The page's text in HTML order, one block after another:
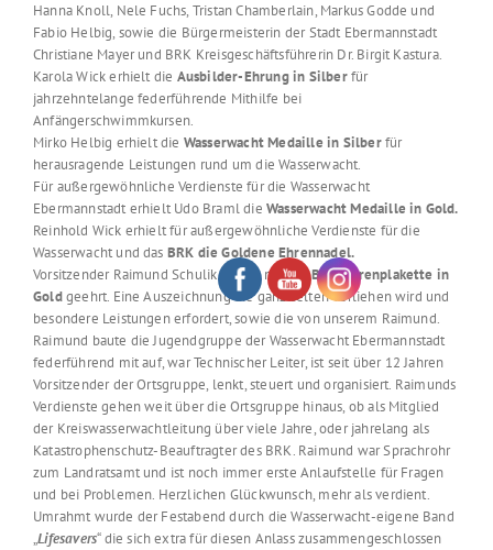
Hanna Knoll, Nele Fuchs, Tristan Chamberlain, Markus Godde und
Fabio Helbig, sowie die Bürgermeisterin der Stadt Ebermannstadt
Christiane Mayer und BRK Kreisgeschäftsführerin Dr. Birgit Kastura.
Karola Wick erhielt die Ausbilder-Ehrung in Silberfür
jahrzehntelange federführende Mithilfe bei
Anfängerschwimmkursen.
Mirko Helbig erhielt die Wasserwacht Medaille in Silberfür
herausragende Leistungen rund um die Wasserwacht.
Für außergewöhnliche Verdienste für die Wasserwacht
Ebermannstadt erhielt Udo Braml dieWasserwacht Medaille in Gold.
Reinhold Wick erhielt für außergewöhnliche Verdienste für die
Wasserwacht und das BRK die Goldene Ehrennadel.
Vorsitzender Raimund Schulik wurde mit derBRK Ehrenplakette in
Goldgeehrt. Eine Auszeichnung die ganz selten verliehen wird und
besondere Leistungen erfordert, sowie die von unserem Raimund.
Raimund baute die Jugendgruppe der Wasserwacht Ebermannstadt
federführend mit auf, war Technischer Leiter, ist seit über 12 Jahren
Vorsitzender der Ortsgruppe, lenkt, steuert und organisiert. Raimunds
Verdienste gehen weit über die Ortsgruppe hinaus, ob als Mitglied
der Kreiswasserwachtleitung über viele Jahre, oder jahrelang als
Katastrophenschutz-Beauftragter des BRK. Raimund war Sprachrohr
zum Landratsamt und ist noch immer erste Anlaufstelle für Fragen
und bei Problemen. Herzlichen Glückwunsch, mehr als verdient.
Umrahmt wurde der Festabend durch die Wasserwacht-eigene Band
„Lifesavers“ die sich extra für diesen Anlass zusammengeschlossen